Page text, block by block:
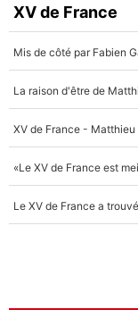
XV de France